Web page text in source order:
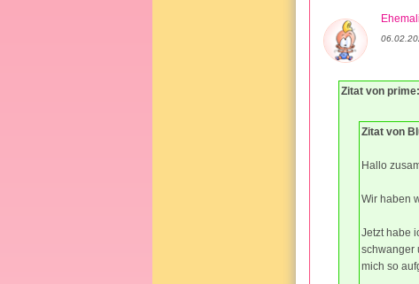
Zitat von prime:
Zitat von
Hallo
Wir haben
Jetzt habe
schwanger
mich so